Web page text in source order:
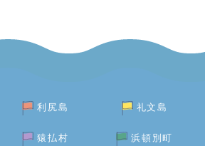
利尻島 礼文島
猿払村 浜頓別町